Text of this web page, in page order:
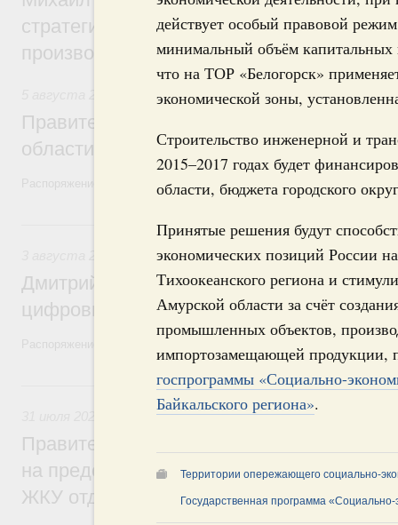
действует особый правовой
минимальный объём капитальных
что на ТОР «Белогорск»
экономической зоны,
Строительство инженерной и
2015–2017 годах будет
области, бюджета городского
Принятые решения будут
экономических позиций России
Тихоокеанского региона и
Амурской области за счёт
промышленных объектов,
импортозамещающей продукции,
госпрограммы «Социально-
Байкальского региона».
Территории опережающего социально-
Государственная программа
стратегической сессии, посвящённой
производительности труда
Национальный проект «Экологическое
Правительство увеличило объём
области в рамках федерального
Распоряжение от 3 августа 2026 года №2067-р
3 августа, понедельник
Регулирование в сфере торговли.
Дмитрий Григоренко возглавил штаб по
цифровых платформ
31 июля, пятница
Социальная поддержка отдельных
Правительство направит регионам
на предоставление мер социальной
ЖКУ отдельным категориям граждан